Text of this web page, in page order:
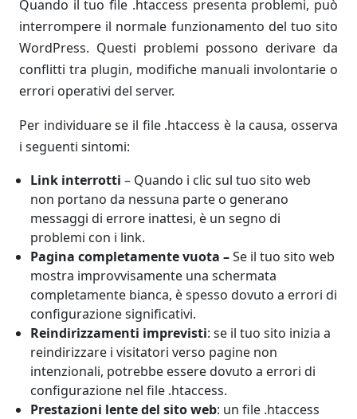
Quando il tuo file .htaccess presenta problemi, può
interrompere il normale funzionamento del tuo sito
WordPress. Questi problemi possono derivare da
conflitti tra plugin, modifiche manuali involontarie o
errori operativi del server.
Per individuare se il file .htaccess è la causa, osserva
i seguenti sintomi:
Link interrotti – Quando i clic sul tuo sito web
non portano da nessuna parte o generano
messaggi di errore inattesi, è un segno di
problemi con i link.
Pagina completamente vuota –Se il tuo sito web
mostra improvvisamente una schermata
completamente bianca, è spesso dovuto a errori di
configurazione significativi.
Reindirizzamenti imprevisti: se il tuo sito inizia a
reindirizzare i visitatori verso pagine non
intenzionali, potrebbe essere dovuto a errori di
configurazione nel file .htaccess.
Prestazioni lente del sito web: un file .htaccess